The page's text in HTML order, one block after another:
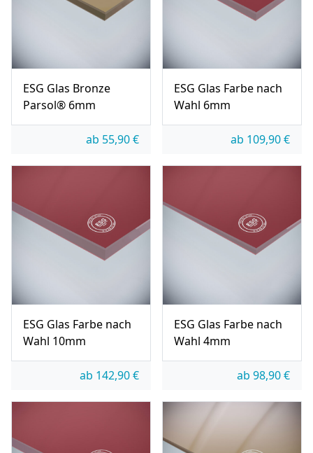
ESG Glas Bronze
Parsol® 6mm
ab 55,90€
ESG Glas Farbe nach
Wahl 6mm
ab 109,90€
ESG Glas Farbe nach
Wahl 10mm
ab 142,90€
ESG Glas Farbe nach
Wahl 4mm
ab 98,90€